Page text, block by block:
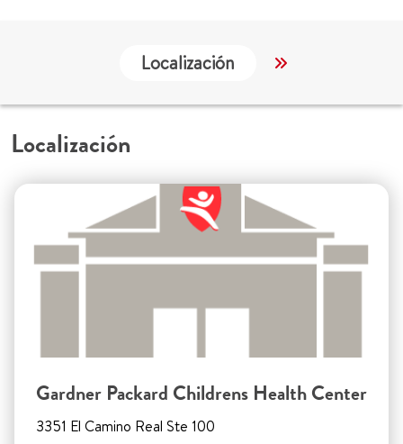
Localización Trabajo y
Localización
Gardner Packard Childrens Health Center
3351 El Camino Real Ste 100